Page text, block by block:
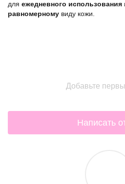
для ежедневного использования
равномерному виду кожи.
Добавьте
Написать